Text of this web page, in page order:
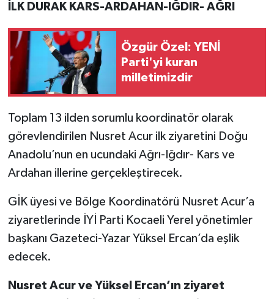
İLK DURAK KARS-ARDAHAN-IĞDIR- AĞRI
Özgür Özel: YENİ
Parti'yi kuran
milletimizdir
Toplam 13 ilden sorumlu koordinatör olarak
görevlendirilen Nusret Acur ilk ziyaretini Doğu
Anadolu’nun en ucundaki Ağrı-Iğdır- Kars ve
Ardahan illerine gerçekleştirecek.
GİK üyesi ve Bölge Koordinatörü Nusret Acur’a
ziyaretlerinde İYİ Parti Kocaeli Yerel yönetimler
başkanı Gazeteci-Yazar Yüksel Ercan’da eşlik
edecek.
Nusret Acur ve Yüksel Ercan’ın ziyaret